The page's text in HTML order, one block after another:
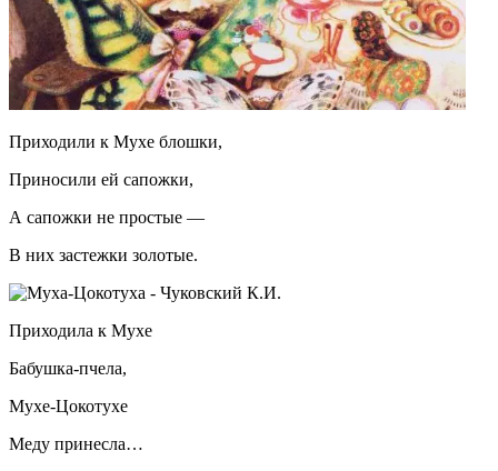
Приходили к Мухе блошки,
Приносили ей сапожки,
А сапожки не простые —
В них застежки золотые.
Приходила к Мухе
Бабушка-пчела,
Мухе-Цокотухе
Меду принесла…